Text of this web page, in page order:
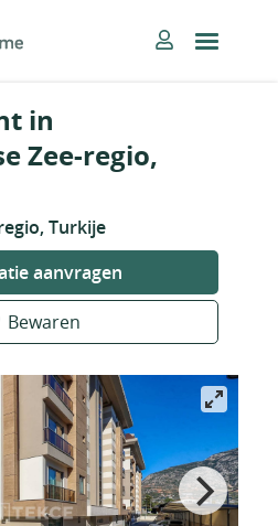
in
Zee-regio,
Turkije
aanvragen
Bewaren